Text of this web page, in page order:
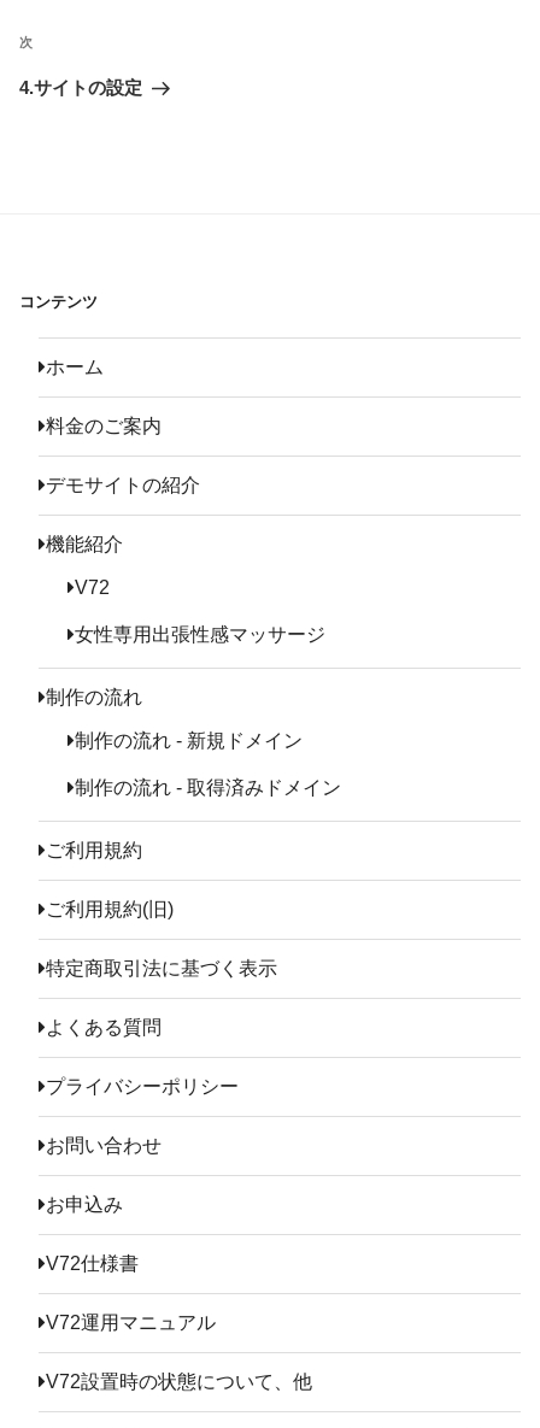
ビ
ゲ
次
次
4.サイトの設定
コンテンツ
ホーム
料金のご案内
デモサイトの紹介
機能紹介
V72
女性専用出張性感マッサージ
制作の流れ
制作の流れ - 新規ドメイン
制作の流れ - 取得済みドメイン
ご利用規約
ご利用規約(旧)
特定商取引法に基づく表示
よくある質問
プライバシーポリシー
お問い合わせ
お申込み
V72仕様書
V72運用マニュアル
V72設置時の状態について、他